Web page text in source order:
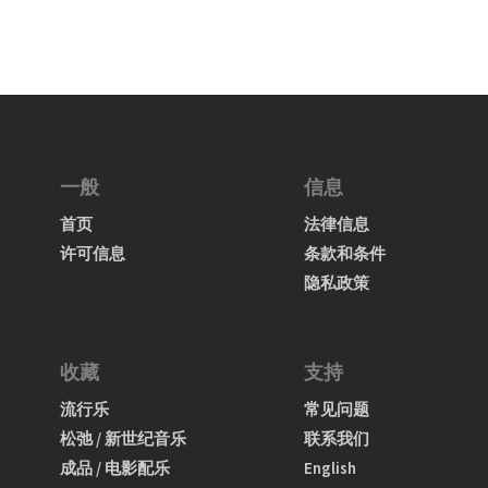
一般
首页
许可信息
信息
法律信息
条款和条件
隐私政策
收藏
流行乐
松弛 / 新世纪音乐
成品 / 电影配乐
支持
常见问题
联系我们
English